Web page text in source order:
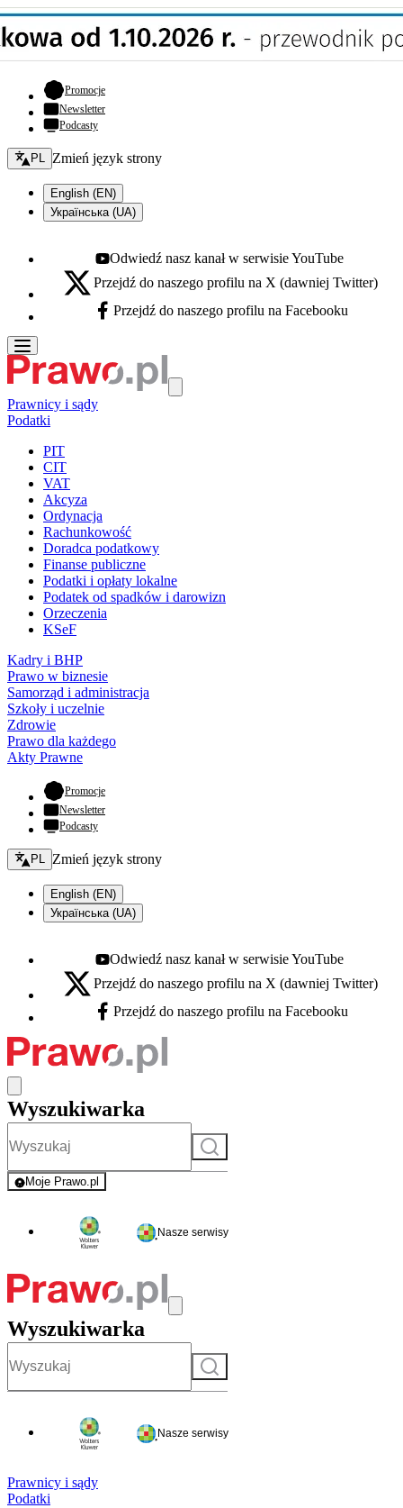
Promocje- otwiera się w nowej karcie
Newsletter
Podcasty
Zmień język - bieżący:
PL Zmień język strony
English (EN)
Українська (UA)
Youtube - otwiera się w nowej karcie
Odwiedź nasz kanał w serwisie YouTube
X - otwiera się w nowej karcie
Przejdź do naszego profilu na X (dawniej Twitter)
Facebook - otwiera się w nowej karcie
Przejdź do naszego profilu na Facebooku
Prawnicy i sądy
Podatki
PIT
CIT
VAT
Akcyza
Ordynacja
Rachunkowość
Doradca podatkowy
Finanse publiczne
Podatki i opłaty lokalne
Podatek od spadków i darowizn
Orzeczenia
KSeF
Kadry i BHP
Prawo w biznesie
Samorząd i administracja
Szkoły i uczelnie
Zdrowie
Prawo dla każdego
Akty Prawne
Promocje- otwiera się w nowej karcie
Newsletter
Podcasty
Zmień język - bieżący:
PL Zmień język strony
English (EN)
Українська (UA)
Youtube - otwiera się w nowej karcie
Odwiedź nasz kanał w serwisie YouTube
X - otwiera się w nowej karcie
Przejdź do naszego profilu na X (dawniej Twitter)
Facebook - otwiera się w nowej karcie
Przejdź do naszego profilu na Facebooku
Wyszukiwarka
Szukaj
Moje Prawo.pl
- rejestracja i logowanie do serwisu
Nasze serwisy
Wyszukiwarka
Szukaj
Nasze serwisy
Prawnicy i sądy
Podatki